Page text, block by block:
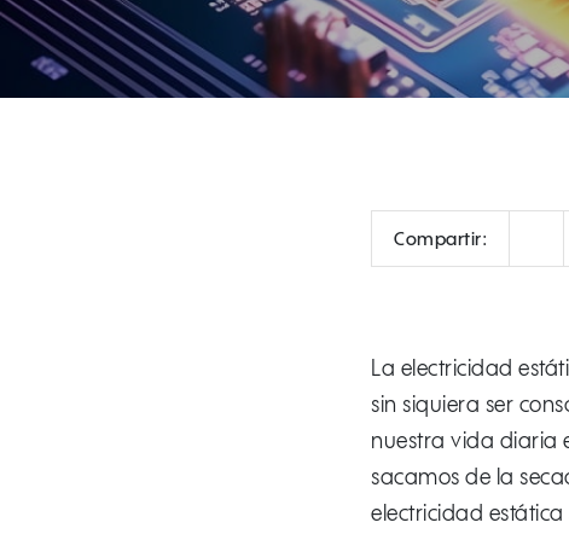
Compartir:
La electricidad
sin siquiera ser
nuestra vida diaria
sacamos de la
electricidad estática